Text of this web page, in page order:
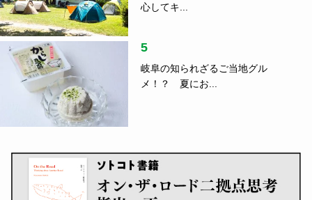
心してキ...
5
岐阜の知られざるご当地グル
メ！？ 夏にお...